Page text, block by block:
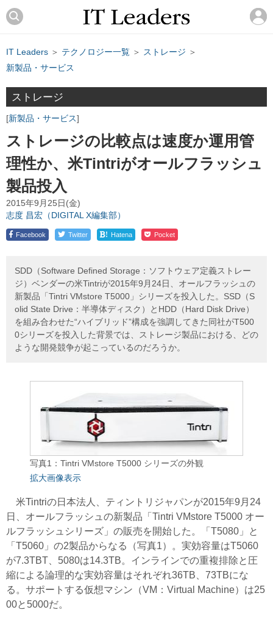
IT Leaders ＞ テクノロジー一覧 ＞ ストレージ ＞
新製品・サービス
ストレージ
新製品・サービス
ストレージの比較点は速度か運用管
理性か、米Tintriがオールフラッシュ
製品投入
2015年9月25日(金)
志度 昌宏（DIGITAL X編集部）
Facebook Twitter ! Hatena Pocket
SDD（Software Defined Storage：ソフトウェア定義ストレー
ジ）ベンダーの米Tintriが2015年9月24日、オールフラッシュの
新製品「Tintri VMstore T5000」シリーズを投入した。SSD（S
olid State Drive：半導体ディスク）とHDD（Hard Disk Drive）
を組み合わせた“ハイブリッド”構成を強調してきた同社がT500
0シリーズを投入した背景では、ストレージ製品における、どの
ような開発競争が起こっているのだろうか。
写真1：Tintri VMstore T5000 シリーズの外観
拡大画像表示
米Tintriの日本法人、ティントリジャパンが2015年9月24
日、オールフラッシュの新製品「Tintri VMstore T5000 オー
ルフラッシュシリーズ」の販売を開始した。「T5080」と
「T5060」の2製品からなる（写真1）。実効容量はT5060
が7.3TBT、5080は14.3TB。インラインでの重複排除と圧
縮による論理的な実効容量はそれぞれ36TB、73TBにな
る。サポートする仮想マシン（VM：Virtual Machine）は25
00と5000だ。